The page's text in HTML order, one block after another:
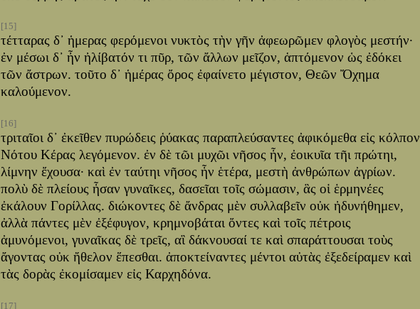
[15]
τέτταρας δ᾽ ἡμερας φερόμενοι νυκτὸς τὴν γῆν ἀφεωρῶμεν φλογὸς μεστήν·
ἐν μέσωι δ᾽ ἦν ἠλίβατόν τι πῦρ, τῶν ἄλλων μεῖζον, ἁπτόμενον ὡς ἐδόκει
τῶν ἄστρων. τοῦτο δ᾽ ἡμέρας ὄρος ἐφαίνετο μέγιστον, Θεῶν Ὄχημα
καλούμενον.
[16]
τριταῖοι δ᾽ ἐκεῖθεν πυρώδεις ῥύακας παραπλεύσαντες ἀφικόμεθα εἰς κόλπον
Νότου Κέρας λεγόμενον. ἐν δὲ τῶι μυχῶι νῆσος ἦν, ἐοικυῖα τῆι πρώτηι,
λίμνην ἔχουσα· καὶ ἐν ταύτηι νῆσος ἦν ἑτέρα, μεστὴ ἀνθρώπων ἀγρίων.
πολὺ δὲ πλείους ἦσαν γυναῖκες, δασεῖαι τοῖς σώμασιν, ἃς οἱ ἑρμηνέες
ἐκάλουν Γορίλλας. διώκοντες δὲ ἄνδρας μὲν συλλαβεῖν οὐκ ἠδυνήθημεν,
ἀλλὰ πάντες μὲν ἐξέφυγον, κρημνοβάται ὄντες καὶ τοῖς πέτροις
ἀμυνόμενοι, γυναῖκας δὲ τρεῖς, αἳ δάκνουσαί τε καὶ σπαράττουσαι τοὺς
ἄγοντας οὐκ ἤθελον ἕπεσθαι. ἀποκτείναντες μέντοι αὐτὰς ἐξεδείραμεν καὶ
τὰς δορὰς ἐκομίσαμεν εἰς Καρχηδόνα.
[17]